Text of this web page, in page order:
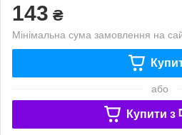
143 ₴
Мінімальна сума замовлення на
або
Купити з